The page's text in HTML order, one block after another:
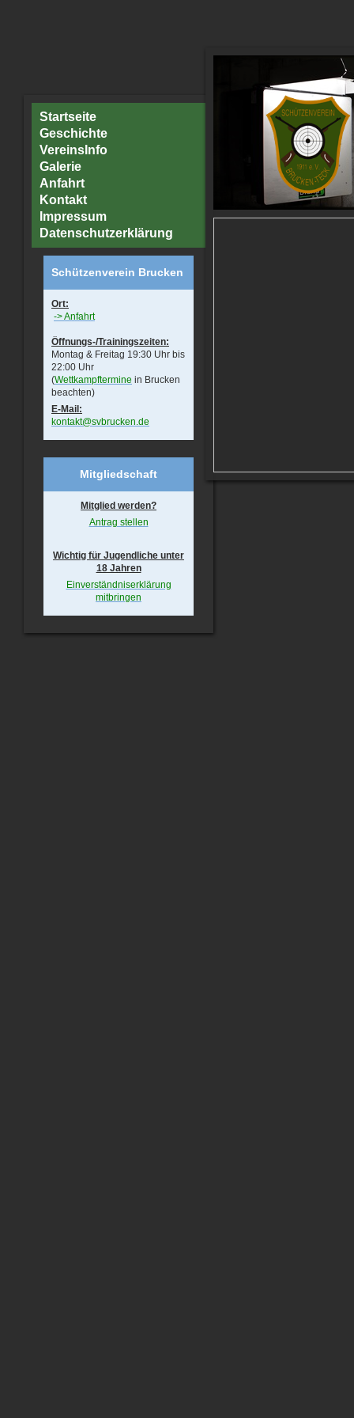
Startseite
Geschichte
VereinsInfo
Galerie
Anfahrt
Kontakt
Impressum
Datenschutzerklärung
Schützenverein Brucken
Ort:
-> Anfahrt
Öffnungs-/Trainingszeiten:
Montag & Freitag 19:30 Uhr bis
22:00 Uhr
(Wettkampftermine in Brucken
beachten)
E-Mail:
kontakt@svbrucken.de
Mitgliedschaft
Mitglied werden?
Antrag stellen
Wichtig für Jugendliche unter
18 Jahren
Einverständniserklärung
mitbringen